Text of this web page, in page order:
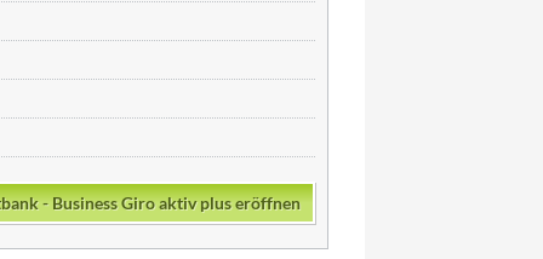
- Business Giro aktiv plus eröffnen